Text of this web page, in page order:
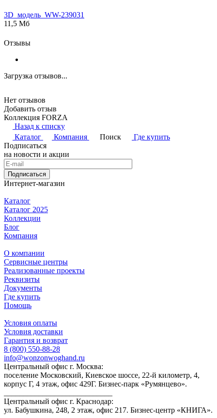
3D_модель_WW-239031
11,5 Мб
Отзывы
Загрузка отзывов...
Нет отзывов
Добавить отзыв
Коллекция FORZA
Назад к списку
Каталог
Компания Поиск
Где купить
Подписаться
на новости и акции
Подписаться
Интернет-магазин
Каталог
Каталог 2025
Коллекции
Блог
Компания
О компании
Сервисные центры
Реализованные проекты
Реквизиты
Документы
Где купить
Помощь
Условия оплаты
Условия доставки
Гарантия и возврат
8 (800) 550-88-28
info@wonzonwoghand.ru
Центральный офис г. Москва:
поселение Московский, Киевское шоссе, 22-й километр, 4,
корпус Г, 4 этаж, офис 429Г. Бизнес-парк «Румянцево».
Центральный офис г. Краснодар:
ул. Бабушкина, 248, 2 этаж, офис 217. Бизнес-центр «КНИГА».